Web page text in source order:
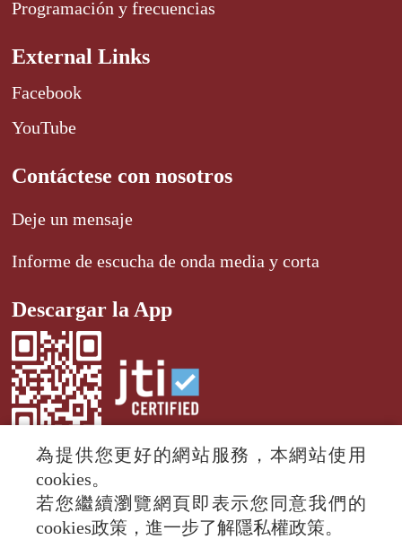
Programación y frecuencias
External Links
Facebook
YouTube
Contáctese con nosotros
Deje un mensaje
Informe de escucha de onda media y corta
Descargar la App
© 2024 RTI (Radio Taiwan International).
All rights reserved.
為提供您更好的網站服務，本網站使用
cookies。
若您繼續瀏覽網頁即表示您同意我們的
cookies政策，進一步了解隱私權政策。